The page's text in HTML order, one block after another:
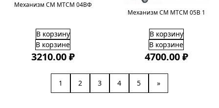
Механизм СМ МТСМ 04ВФ
В корзину
В корзине
3210.00 ₽
Механизм СМ МТСМ 05В 1
В корзину
В корзине
4700.00 ₽
1 2 3 4 5 »